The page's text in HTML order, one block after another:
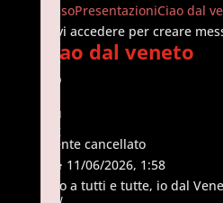
breadcrumbs
SessoPresentazioniCiao dal
Devi accedere per creare
Ciao dal veneto
Utente cancellato
· 11/06/2026, 1:58
Ciao a tutti e tutte, io dal
a
li
e
p
u
g
n
w